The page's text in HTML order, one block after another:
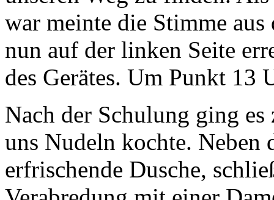
war meinte die Stimme
nun auf der linken Seite
des Gerätes. Um Punkt 13
Nach der Schulung ging
uns Nudeln kochte. Neben
erfrischende Dusche,